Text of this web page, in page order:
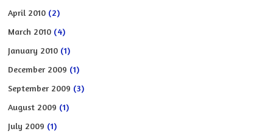
April 2010 (2)
March 2010 (4)
January 2010 (1)
December 2009 (1)
September 2009 (3)
August 2009 (1)
July 2009 (1)